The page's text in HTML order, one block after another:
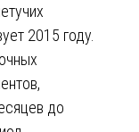
2015 году.
до